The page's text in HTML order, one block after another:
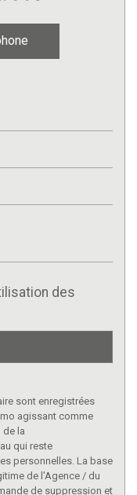
des
sont enregistrées
agissant comme
de la
qui reste
personnelles. La base
de l'Agence / du
de suppression et